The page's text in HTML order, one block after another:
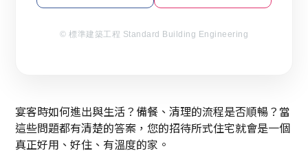
© 標準建築工程 Standard Building Engineering
宴客時如何進出與生活？備餐、清理的流程是否順暢？當
這些問題都有清楚的答案，您的招待所式住宅就會是一個
真正好用、好住、有溫度的家。